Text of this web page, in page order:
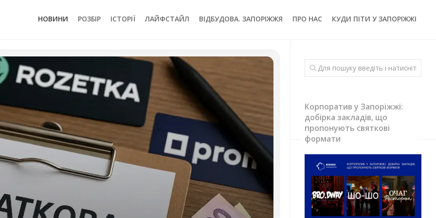
НОВИНИ РОЗБІР ІСТОРІЇ ЛАЙФСТАЙЛ ВІДБУДОВА. ЗАПОРІЖЖЯ ПРО НАС КУДИ ПІТИ У ЗАПОРІЖЖІ
Корпоратив у Запоріжжі:
добірка закладів, що
пропонують святкові
формати